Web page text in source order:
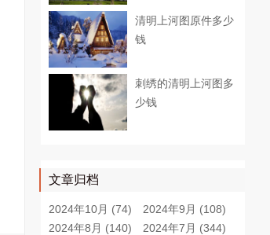
清明上河图原件多少
钱
刺绣的清明上河图多
少钱
文章归档
2024年10月 (74)
2024年9月 (108)
2024年8月 (140)
2024年7月 (344)